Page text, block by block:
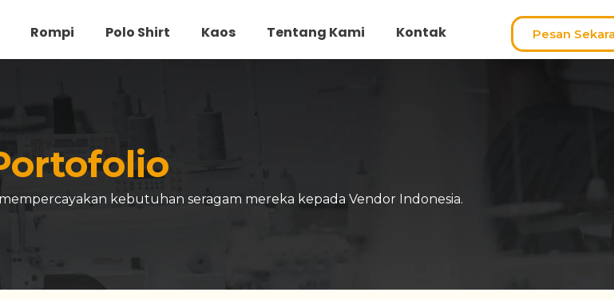
Rompi Polo Shirt Kaos Tentang Kami Kontak Pesan
kebutuhan seragam mereka kepada Vendor Indonesia.